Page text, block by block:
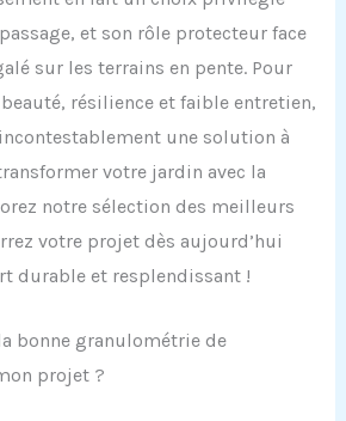
et son rôle protecteur face
sur les terrains en pente. Pour
résilience et faible entretien,
une solution à
votre jardin avec la
notre sélection des meilleurs
votre projet dès aujourd’hui
durable et resplendissant !
bonne granulométrie de
projet ?